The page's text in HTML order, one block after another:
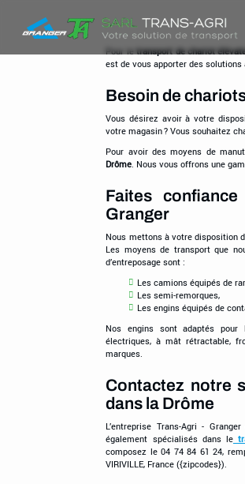
Pour le transport de chariot
est de vous apporter des
Besoin de
Vous désirez avoir à votre
votre magasin ? Vous souhaitez
Pour avoir des moyens de
Drôme. Nous vous offrons une
Faites
Granger
Nous mettons à votre disposition
Les moyens de transport que
d’entreposage sont :
Les camions équipés de
Les semi-remorques,
Les engins équipés de
Nos engins sont adaptés pour
électriques, à mât rétractable,
marques.
Contactez notre
dans la Drôme
L’entreprise Trans-Agri -
également spécialisés dans le
composez le 04 74 84 61 24,
VIRIVILLE, France ({zipcodes}).